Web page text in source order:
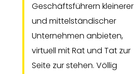
Geschäftsführern kleinerer
und mittelständischer
Unternehmen anbieten,
virtuell mit Rat und Tat zur
Seite zur stehen. Völlig